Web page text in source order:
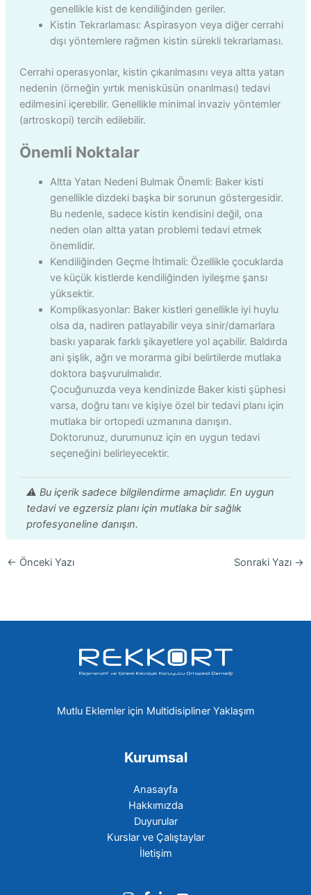
genellikle kist de kendiliğinden geriler.
Kistin Tekrarlaması: Aspirasyon veya diğer cerrahi
dışı yöntemlere rağmen kistin sürekli tekrarlaması.
Cerrahi operasyonlar, kistin çıkarılmasını veya altta yatan
nedenin (örneğin yırtık menisküsün onarılması) tedavi
edilmesini içerebilir. Genellikle minimal invaziv yöntemler
(artroskopi) tercih edilebilir.
Önemli Noktalar
Altta Yatan Nedeni Bulmak Önemli: Baker kisti
genellikle dizdeki başka bir sorunun göstergesidir.
Bu nedenle, sadece kistin kendisini değil, ona
neden olan altta yatan problemi tedavi etmek
önemlidir.
Kendiliğinden Geçme İhtimali: Özellikle çocuklarda
ve küçük kistlerde kendiliğinden iyileşme şansı
yüksektir.
Komplikasyonlar: Baker kistleri genellikle iyi huylu
olsa da, nadiren patlayabilir veya sinir/damarlara
baskı yaparak farklı şikayetlere yol açabilir. Baldırda
ani şişlik, ağrı ve morarma gibi belirtilerde mutlaka
doktora başvurulmalıdır.
Çocuğunuzda veya kendinizde Baker kisti şüphesi
varsa, doğru tanı ve kişiye özel bir tedavi planı için
mutlaka bir ortopedi uzmanına danışın.
Doktorunuz, durumunuz için en uygun tedavi
seçeneğini belirleyecektir.
⚠️ Bu içerik sadece bilgilendirme amaçlıdır. En uygun
tedavi ve egzersiz planı için mutlaka bir sağlık
profesyoneline danışın.
← Önceki Yazı Sonraki Yazı →
Mutlu Eklemler için Multidisipliner Yaklaşım
Kurumsal
Anasayfa
Hakkımızda
Duyurular
Kurslar ve Çalıştaylar
İletişim